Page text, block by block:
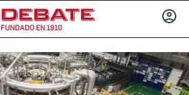
FUNDADO EN 1910